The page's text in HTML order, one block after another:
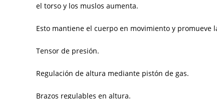
el torso y los muslos aumenta.
Esto mantiene el cuerpo en movimiento y promueve
Tensor de presión.
Regulación de altura mediante pistón de gas.
Brazos regulables en altura.